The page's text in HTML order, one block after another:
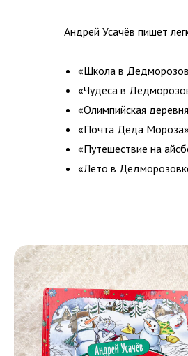
Андрей Усачёв пишет
«Школа в
«Чудеса в
«Олимпийская
«Почта Деда
«Путешествие на
«Лето в